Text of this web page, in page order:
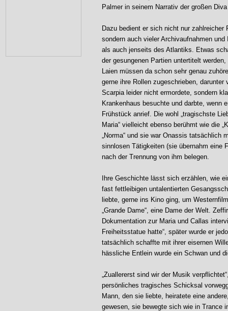
Palmer in seinem Narrativ der großen
Dazu bedient er sich nicht nur zahlreicher
sondern auch vieler Archivaufnahmen
als auch jenseits des Atlantiks. Etwas
der gesungenen Partien untertitelt
Laien müssen da schon sehr genau
gerne ihre Rollen zugeschrieben, darunter
Scarpia leider nicht ermordete, sondern
Krankenhaus besuchte und darbte, wenn
Frühstück anrief. Die wohl „tragischste
Maria“ vielleicht ebenso berühmt wie die
„Norma“ und sie war Onassis tatsächlich
sinnlosen Tätigkeiten (sie übernahm eine
nach der Trennung von ihm belegen.
Ihre Geschichte lässt sich erzählen, wie
fast fettleibigen untalentierten
liebte, gerne ins Kino ging, um
„Grande Dame“, eine Dame der Welt.
Dokumentation zur Maria und Callas
Freiheitsstatue hatte“, später wurde er
tatsächlich schaffte mit ihrer eisernen
hässliche Entlein wurde ein Schwan und
„Zuallererst sind wir der Musik
persönliches tragisches Schicksal
Mann, den sie liebte, heiratete eine
gewesen, sie bewegte sich wie in Trance